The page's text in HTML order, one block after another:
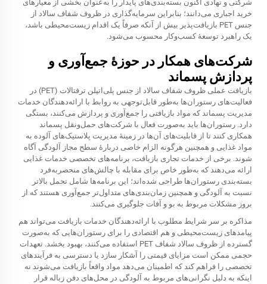
شرکتی و نهادی اکنون بسته‌بندی‌های پایدار را به‌عنوان بخشی از معیارهای
خرید اجباری می‌دانند؛ بنابراین سرمایه‌گذاری در ظروف شفاف سالاد از
جنس PET بازیافت‌پذیر بیش از آنکه صرفاً یک اقدام زیست‌محیطی باشد،
یک راهبرد توسعهٔ کسب‌وکار محسوب می‌شود.
شرکت‌های همکار در حوزهٔ جمع‌آوری و
پردازش پسماند
بازیافت عملی ظروف شفاف سالاد از جنس پلی‌اتیلن ترفتالات (PET) در
فعالیت‌های رستوران‌ها به‌طور قابل‌توجهی به روابط با ارائه‌دهندگان خدمات
مدیریت پسماند که مواد بازیافتی را جمع‌آوری و پردازش می‌کنند، بستگی
دارد. رستوران‌ها باید به‌صورت فعال با شرکت‌های حمل‌ونقل پسماند
همکاری کنند تا از قابلیت‌های آن‌ها در زمینهٔ مدیریت پلاستیک‌های آلوده به
مواد غذایی و همچنین هرگونه الزام خاصی دربارهٔ سطح مجاز آلودگی آگاه
شوند. برخی از خدمات تجاری بازیافت، برنامه‌های تخصصی خدمات غذایی
ارائه می‌دهند که به‌طور خاص برای مقابله با چالش‌های منحصر‌به‌فرد
بسته‌بندی رستوران‌ها طراحی شده‌اند؛ این برنامه‌ها شامل تحمل بالاتر
نسبت به آلودگی و همچنین زمان‌بندی‌های متداول‌تر جمع‌آوری هستند که از
بروز مشکلات مربوط به بو و آفات جلوگیری می‌کنند.
مذاکره بر سر شرایط مطلوب با ارائه‌دهندگان خدمات بازیافت می‌تواند هم
پیامدهای زیست‌محیطی و هم اقتصادی را برای رستوران‌هایی که به‌صورت
گسترده از ظروف سالاد شفاف PET استفاده می‌کنند، بهبود بخشد. تعهدات
حجمی ممکن است مزایای قیمتی را آشکار سازد یا دسترسی به فرآیندهای
تخصصی را فراهم کند که اطمینان می‌دهد مواد واقعاً بازیافت می‌شوند نه
اینکه به دلیل نگرانی‌های مربوط به آلودگی در محل‌های دفن زباله قرار